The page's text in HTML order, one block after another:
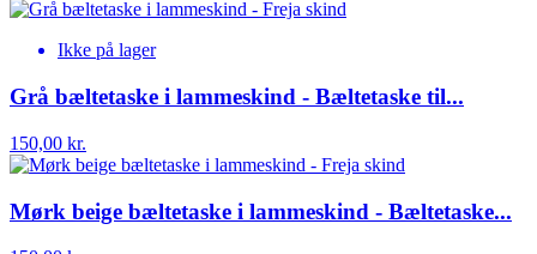
Ikke på lager
Grå bæltetaske i lammeskind - Bæltetaske til...
150,00 kr.
Mørk beige bæltetaske i lammeskind - Bæltetaske...